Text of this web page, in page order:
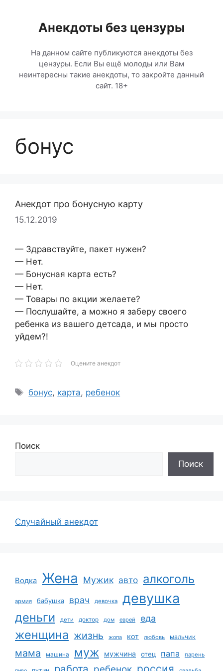
содержимомуАнекдоты без цензуры
На данном сайте публикуются анекдоты без
цензуры. Если Вы ещё молоды или Вам
неинтересны такие анекдоты, то закройте данный
сайт. 18+
бонус
Анекдот про бонусную карту
15.12.2019
— Здравствуйте, пакет нужен?
— Нет.
— Бонусная карта есть?
— Нет.
— Товары по акции желаете?
— Послушайте, а можно я заберу своего
ребенка из вашего детсада, и мы просто
уйдем?!
Оцените анекдот
Метки
бонус, карта, ребенок
Поиск
Поиск
Случайный анекдот
Водка Жена Мужик авто алкоголь
армия бабушка врач девочка девушка
деньги дети доктор дом еврей еда
женщина жизнь жопа кот любовь мальчик
мама машина муж мужчина отец папа парень
работа россия